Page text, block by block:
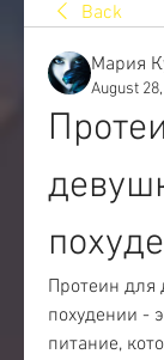
Back
Мария
August
Протеин для
похудении -
питание,